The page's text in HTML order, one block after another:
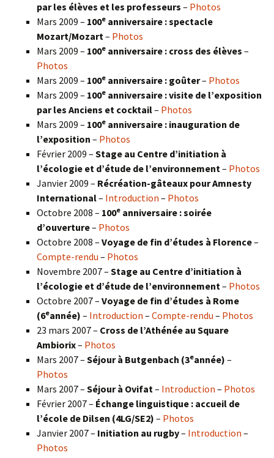
par les élèves et les professeurs – Photos
Mars 2009 – 100e anniversaire : spectacle
Mozart/Mozart – Photos
Mars 2009 – 100e anniversaire : cross des élèves –
Photos
Mars 2009 – 100e anniversaire : goûter– Photos
Mars 2009 – 100e anniversaire : visite de l’exposition
par les Anciens et cocktail– Photos
Mars 2009 – 100e anniversaire : inauguration de
l’exposition – Photos
Février 2009 – Stage au Centre d’initiation à
l’écologie et d’étude de l’environnement – Photos
Janvier 2009 – Récréation-gâteaux pour Amnesty
International– Introduction – Photos
Octobre 2008 – 100e anniversaire : soirée
d’ouverture– Photos
Octobre 2008 – Voyage de fin d’études à Florence–
Compte-rendu – Photos
Novembre 2007 – Stage au Centre d’initiation à
l’écologie et d’étude de l’environnement – Photos
Octobre 2007 – Voyage de fin d’études à Rome
(6eannée) – Introduction – Compte-rendu – Photos
23 mars 2007 – Cross de l’Athénée au Square
Ambiorix– Photos
Mars 2007 – Séjour à Butgenbach (3eannée) –
Photos
Mars 2007 – Séjour à Ovifat – Introduction – Photos
Février 2007 – Échange linguistique : accueil de
l’école de Dilsen (4LG/SE2) – Photos
Janvier 2007 – Initiation au rugby– Introduction –
Photos